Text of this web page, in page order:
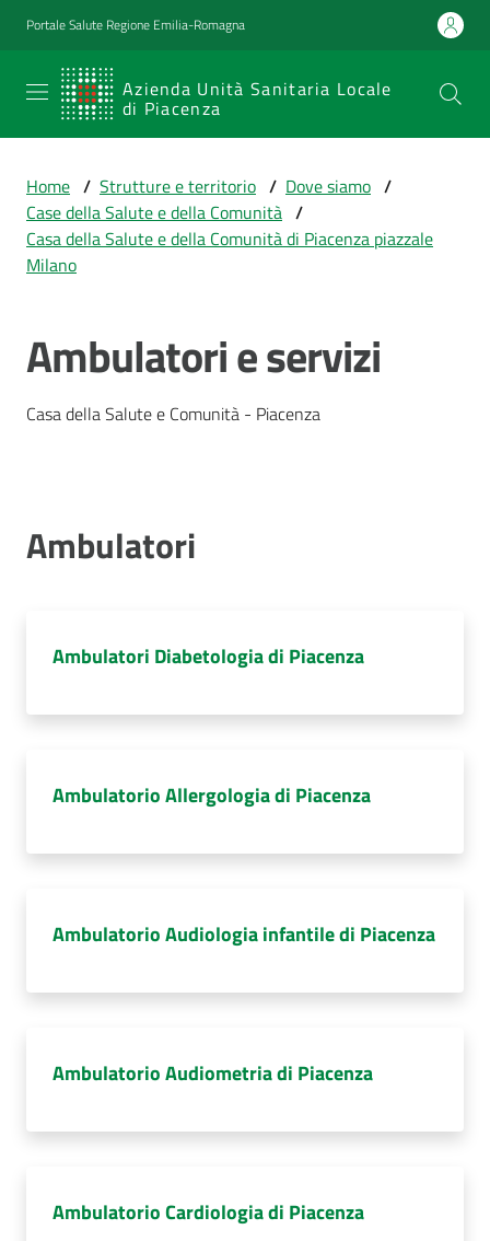
Vai al contenuto
Vai alla navigazione
Vai al footer
Portale Salute Regione Emilia-Romagna
Azienda Unità Sanitaria Locale
di Piacenza
SERVIZIO
SANITARIO
Emilia-
Romagna
Azienda Unità
Sanitaria Locale
e
Strutture
Studiare
Scuole
Home / Strutture e territorio / Dove siamo /
Case della Salute e della Comunità /
Casa della Salute e della Comunità di Piacenza piazzale
Milano
Ambulatori e servizi
Casa della Salute e Comunità - Piacenza
Ambulatori
Ambulatori Diabetologia di Piacenza
Ambulatorio Allergologia di Piacenza
Ambulatorio Audiologia infantile di Piacenza
Ambulatorio Audiometria di Piacenza
Ambulatorio Cardiologia di Piacenza